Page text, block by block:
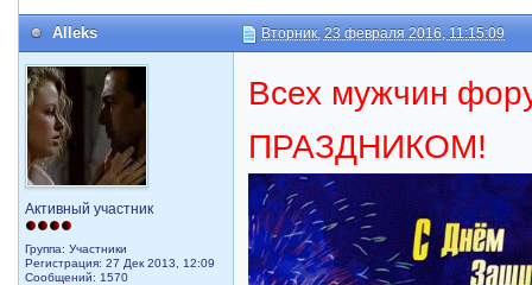
Alleks Вторник, 23 февраля 2016, 11:15:09
Активный участник
Группа: Участники
Регистрация: 27 Дек 2013, 12:09
Сообщений: 1570
Всех мужчин
ПРАЗДНИКОМ!